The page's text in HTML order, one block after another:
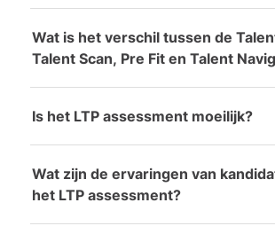
LTP persoonlijkheidstest
LTP integriteitstest (Culture Fit)
LTP interview
Wat is het verschil tussen de
Talent Scan, Pre Fit en Talent
Is het LTP assessment moeilijk?
Wat zijn de ervaringen van
het LTP assessment?